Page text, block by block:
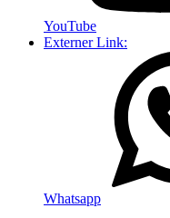
YouTube
Externer Link:
Whatsapp